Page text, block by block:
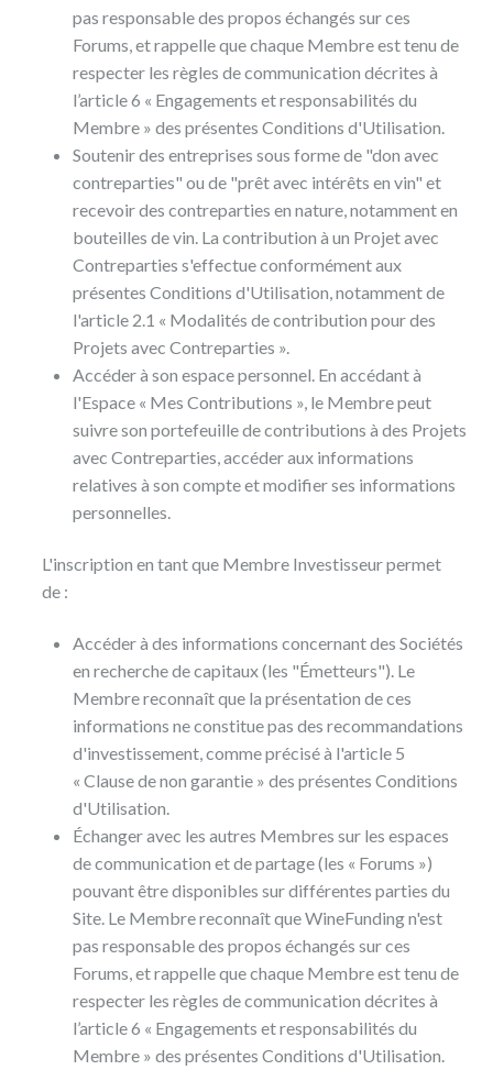
pas responsable des propos échangés sur ces
Forums, et rappelle que chaque Membre est tenu de
respecter les règles de communication décrites à
l’article 6 « Engagements et responsabilités du
Membre » des présentes Conditions d'Utilisation.
Soutenir des entreprises sous forme de "don avec
contreparties" ou de "prêt avec intérêts en vin" et
recevoir des contreparties en nature, notamment en
bouteilles de vin. La contribution à un Projet avec
Contreparties s'effectue conformément aux
présentes Conditions d'Utilisation, notamment de
l'article 2.1 « Modalités de contribution pour des
Projets avec Contreparties ».
Accéder à son espace personnel. En accédant à
l'Espace « Mes Contributions », le Membre peut
suivre son portefeuille de contributions à des Projets
avec Contreparties, accéder aux informations
relatives à son compte et modifier ses informations
personnelles.
L'inscription en tant que Membre Investisseur permet
de :
Accéder à des informations concernant des Sociétés
en recherche de capitaux (les "Émetteurs"). Le
Membre reconnaît que la présentation de ces
informations ne constitue pas des recommandations
d'investissement, comme précisé à l'article 5
« Clause de non garantie » des présentes Conditions
d'Utilisation.
Échanger avec les autres Membres sur les espaces
de communication et de partage (les « Forums »)
pouvant être disponibles sur différentes parties du
Site. Le Membre reconnaît que WineFunding n'est
pas responsable des propos échangés sur ces
Forums, et rappelle que chaque Membre est tenu de
respecter les règles de communication décrites à
l’article 6 « Engagements et responsabilités du
Membre » des présentes Conditions d'Utilisation.